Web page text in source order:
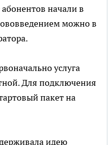
начали в
можно в
услуга
Для подключения
пакет на
идею